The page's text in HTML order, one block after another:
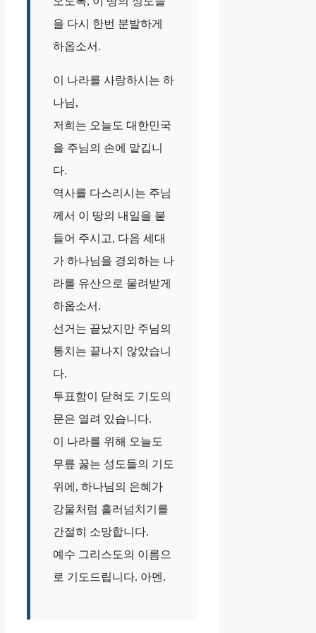
을 다시 한번 분발하게
하옵소서.
이 나라를 사랑하시는 하
나님,
저희는 오늘도 대한민국
을 주님의 손에 맡깁니
다.
역사를 다스리시는 주님
께서 이 땅의 내일을 붙
들어 주시고, 다음 세대
가 하나님을 경외하는 나
라를 유산으로 물려받게
하옵소서.
선거는 끝났지만 주님의
통치는 끝나지 않았습니
다.
투표함이 닫혀도 기도의
문은 열려 있습니다.
이 나라를 위해 오늘도
무릎 꿇는 성도들의 기도
위에, 하나님의 은혜가
강물처럼 흘러넘치기를
간절히 소망합니다.
예수 그리스도의 이름으
로 기도드립니다. 아멘.